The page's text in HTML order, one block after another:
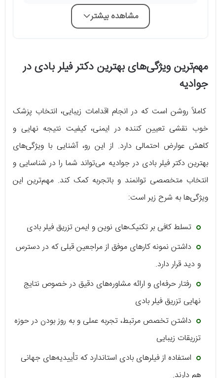
مشاهده بیشتر
مهم‌ترین ویژگی‌های بهترین دکتر فیلر بادی در
جوادیه
کاملاً روشن است که در انجام اقدامات زیبایی، انتخاب پزشک
خوب نقشی تعیین کننده در ایمنی، کیفیت نتیجه نهایی و
کاهش عوارض احتمالی دارد. از این رو، آشنایی با ویژگی‌های
بهترین دکتر فیلر بادی در جوادیه می‌تواند شما را در شناسایی و
انتخاب متخصصی توانمند و باتجربه کمک کند. مهم‌ترین این
ویژگی‌ها به شرح زیر است:
تسلط کافی بر تکنیک‌های نوین و ایمن تزریق فیلر بادی
داشتن نمونه کارهای موفق از مراجعین قبلی که در دسترس
و دید قرار دارد.
رفتار حرفه‌ای و ارائه مشاوره‌های دقیق در خصوص نتایج
نهایی تزریق فیلر بادی
داشتن تخصص مرتبط، تجربه عملی و به روز بودن در حوزه
تزریقات زیبایی
استفاده از فیلرهای بادی استاندارد که تأییدیه‌های جهانی
هم دارند.